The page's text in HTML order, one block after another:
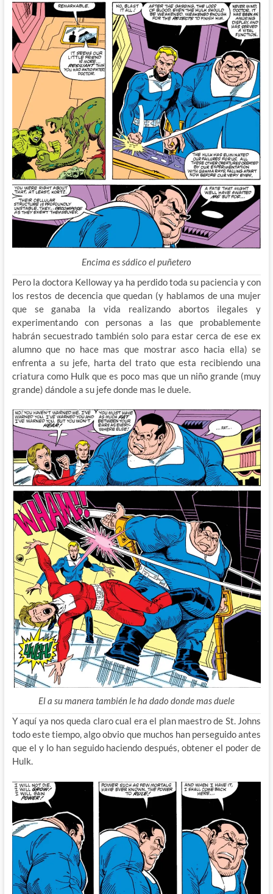
Encima es sádico el puñetero
Pero la doctora Kelloway ya ha perdido toda su paciencia y con
los restos de decencia que quedan (y hablamos de una mujer
que se ganaba la vida realizando abortos ilegales y
experimentando con personas a las que probablemente
habrán secuestrado también solo para estar cerca de ese ex
alumno que no hace mas que mostrar asco hacia ella) se
enfrenta a su jefe, harta del trato que esta recibiendo una
criatura como Hulk que es poco mas que un niño grande (muy
grande) dándole a su jefe donde mas le duele.
El a su manera también le ha dado donde mas duele
Y aquí ya nos queda claro cual era el plan maestro de St. Johns
todo este tiempo, algo obvio que muchos han perseguido antes
que el y lo han seguido haciendo después, obtener el poder de
Hulk.